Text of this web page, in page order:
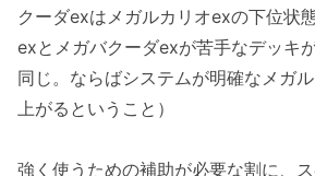
クーダexはメガルカリオexの下位状
exとメガバクーダexが苦手なデッキ
同じ。ならばシステムが明確なメガ
上がるということ）
強く使うための補助が必要な割に、